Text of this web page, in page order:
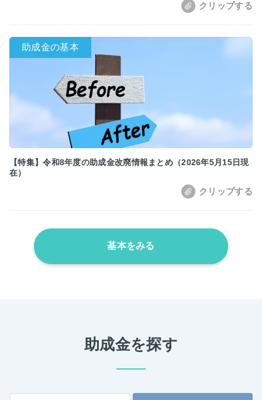
【特集】令和8年度の助成金改廃情報まとめ（2026年5月15日現
在）
基本をみる
助成金を探す